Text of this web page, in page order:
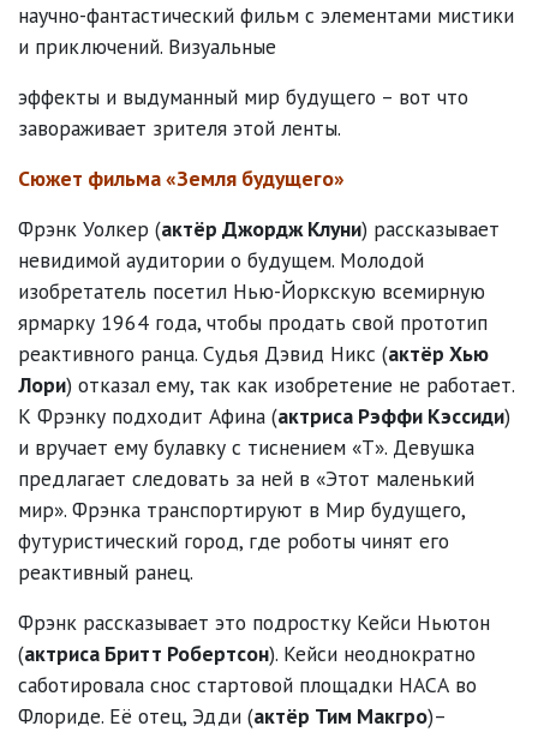
научно-фантастический фильм с элементами мистики
и приключений. Визуальные
эффекты и выдуманный мир будущего – вот что
завораживает зрителя этой ленты.
Сюжет фильма «Земля будущего»
Фрэнк Уолкер (актёр Джордж Клуни) рассказывает
невидимой аудитории о будущем. Молодой
изобретатель посетил Нью-Йоркскую всемирную
ярмарку 1964 года, чтобы продать свой прототип
реактивного ранца. Судья Дэвид Никс (актёр Хью
Лори) отказал ему, так как изобретение не работает.
К Фрэнку подходит Афина (актриса Рэффи Кэссиди)
и вручает ему булавку с тиснением «Т». Девушка
предлагает следовать за ней в «Этот маленький
мир». Фрэнка транспортируют в Мир будущего,
футуристический город, где роботы чинят его
реактивный ранец.
Фрэнк рассказывает это подростку Кейси Ньютон
(актриса Бритт Робертсон). Кейси неоднократно
саботировала снос стартовой площадки НАСА во
Флориде. Её отец, Эдди (актёр Тим Макгро)–